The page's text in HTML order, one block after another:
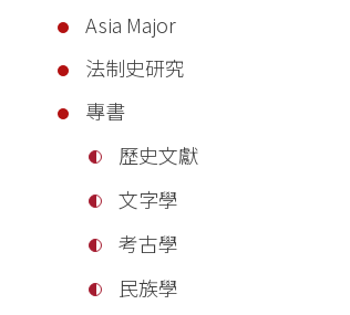
Asia Major
法制史研究
專書
歷史文獻
文字學
考古學
民族學